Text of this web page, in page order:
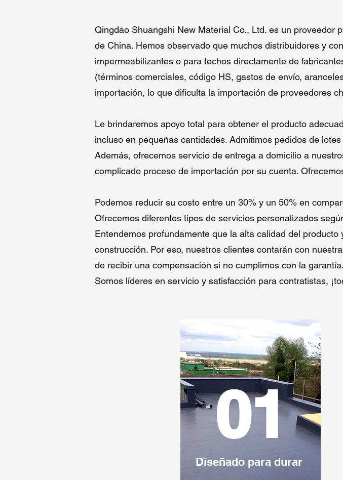
Qingdao Shuangshi New Material Co., Ltd. es un proveedor
de China. Hemos observado que muchos distribuidores y
impermeabilizantes o para techos directamente de
(términos comerciales, código HS, gastos de envío,
importación, lo que dificulta la importación de proveedores
Le brindaremos apoyo total para obtener el producto
incluso en pequeñas cantidades. Admitimos pedidos de
Además, ofrecemos servicio de entrega a domicilio a
complicado proceso de importación por su cuenta.
Podemos reducir su costo entre un 30% y un 50% en
Ofrecemos diferentes tipos de servicios personalizados
Entendemos profundamente que la alta calidad del
construcción. Por eso, nuestros clientes contarán con
de recibir una compensación si no cumplimos con la garantía.
Somos líderes en servicio y satisfacción para contratistas,
01
Diseñado para durar